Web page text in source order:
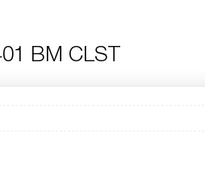
BM CLST